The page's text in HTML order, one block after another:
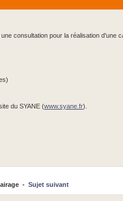
consultation pour la réalisation d'une
du SYANE (www.syane.fr).
- Sujet suivant